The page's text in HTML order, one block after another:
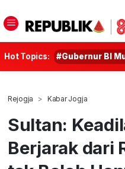
Hot Topics: #Gubernur BI
Rejogja Kabar Jogja
Sultan:
Berjarak dari